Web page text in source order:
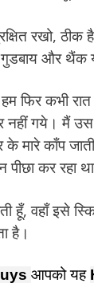
रखो, ठीक
गुडबाय और थैंक
फिर कभी
नहीं गये। मैं
मारे काँप
पीछा कर रहा
हूँ, वहाँ इसे
है।
आपको यह